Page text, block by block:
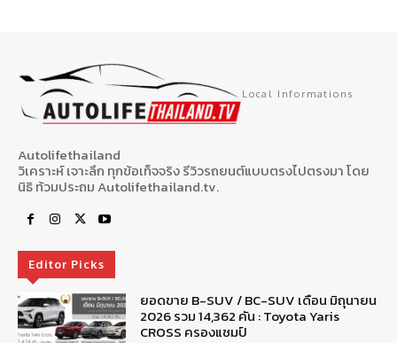
Local Informations
Autolifethailand
วิเคราะห์ เจาะลึก ทุกข้อเท็จจริง รีวิวรถยนต์แบบตรงไปตรงมา โดย
นิธิ ท้วมประถม Autolifethailand.tv.
Editor Picks
ยอดขาย B-SUV / BC-SUV เดือน มิถุนายน
2026 รวม 14,362 คัน : Toyota Yaris
CROSS ครองแชมป์